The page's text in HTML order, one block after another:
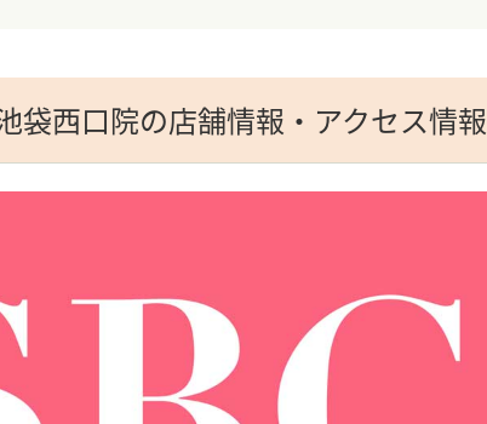
袋西口院の店舗情報・アクセス情報